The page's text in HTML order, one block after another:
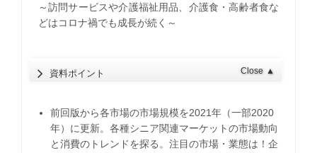
～訪問サービスや介護福祉用品、介護食・高齢者食な
どはコロナ禍でも成長が続く～
資料ポイント Close ▲
前回版から各市場の市場規模を2021年（一部2020
年）に更新。各種シニア関連マーケットの市場動向
と消費のトレンドを探る。注目の市場・業態は！企